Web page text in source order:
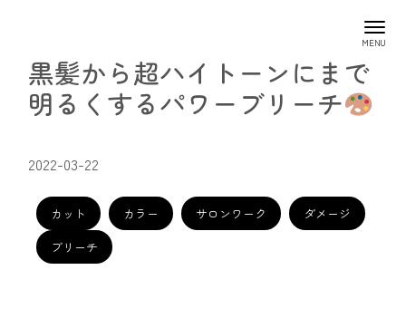
黒髪から超ハイトーンにまで
明るくするパワーブリーチ
2022-03-22
カット カラー サロンワーク
ダメージ
ブリーチ